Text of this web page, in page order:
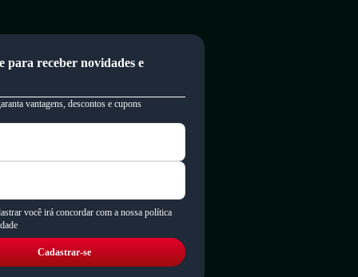
para receber novidades e
vantagens, descontos e cupons
você irá concordar com a nossa política
Cadastrar-se